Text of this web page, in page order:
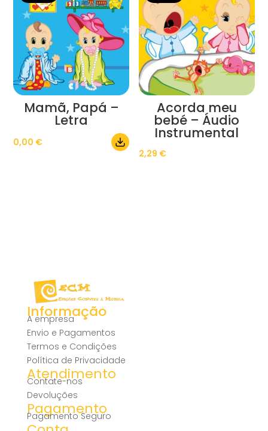
Mamã, Papá –
Letra
0,00 €
Acorda meu
bebé – Áudio
Instrumental
2,29 €
Informação
A empresa
Envio e Pagamentos
Termos e Condições
Política de Privacidade
Atendimento
Contate-nos
Devoluções
Pagamento
Pagamento Seguro